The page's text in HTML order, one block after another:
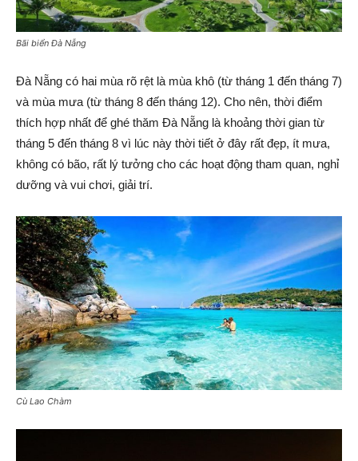
Bãi biển Đà Nẵng
Đà Nẵng có hai mùa rõ rệt là mùa khô (từ tháng 1 đến tháng 7)
và mùa mưa (từ tháng 8 đến tháng 12). Cho nên, thời điểm
thích hợp nhất để ghé thăm Đà Nẵng là khoảng thời gian từ
tháng 5 đến tháng 8 vì lúc này thời tiết ở đây rất đẹp, ít mưa,
không có bão, rất lý tưởng cho các hoạt động tham quan, nghỉ
dưỡng và vui chơi, giải trí.
Cù Lao Chàm